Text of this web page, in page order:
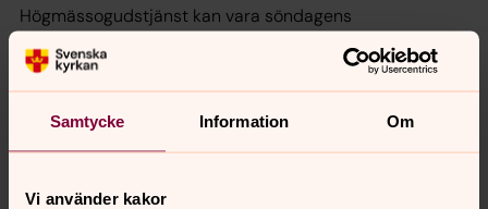
Samtycke Information Om
Vi använder kakor
Högmässogudstjänst kan vara söndagens
huvudgudstjänst. Den påminner om högmässan, men vi
firar inte nattvard. Söndagsgudstjänst är en enklare
form av högmässogudstjänsten.
Familjegudstjänsten har barnen i
fokus